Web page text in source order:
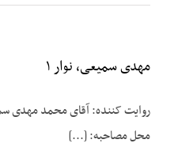
مهدی سمیعی، نوار ۱
محل مصاحبه: [...]